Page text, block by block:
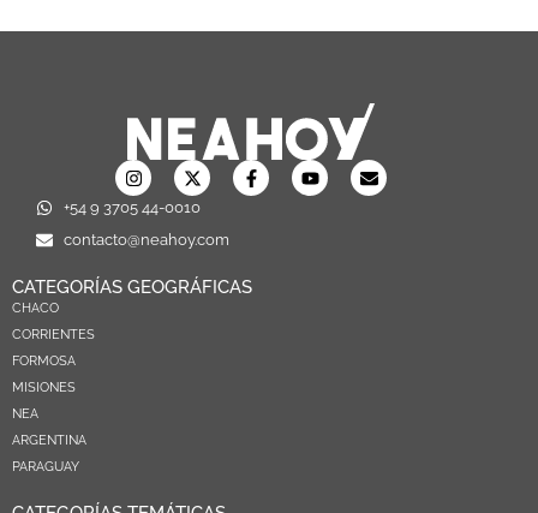
+54 9 3705 44-0010
contacto@neahoy.com
CATEGORÍAS GEOGRÁFICAS
CHACO
CORRIENTES
FORMOSA
MISIONES
NEA
ARGENTINA
PARAGUAY